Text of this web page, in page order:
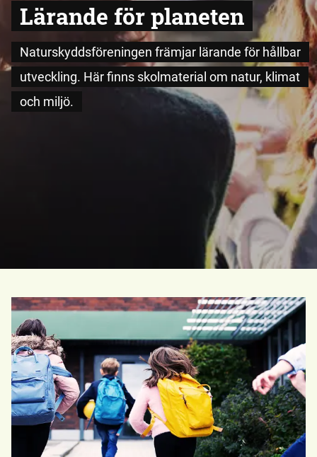
Lärande för planeten
Naturskyddsföreningen främjar lärande för hållbar
utveckling. Här finns skolmaterial om natur, klimat
och miljö.